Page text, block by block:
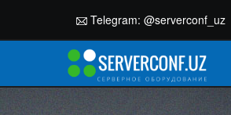
Telegram: @serverconf_uz